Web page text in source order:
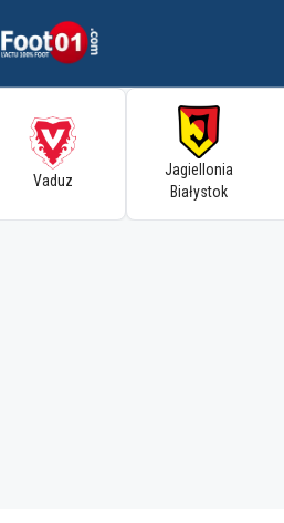
Vaduz
Jagiellonia
Białystok